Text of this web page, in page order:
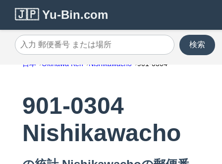
🇯🇵 Yu-Bin.com
入力 郵便番号 または場所
検索
日本 Okinawa Ken Nishikawacho 901-0304
901-0304
Nishikawacho